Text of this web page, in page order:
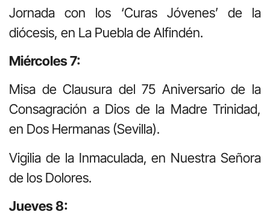
Jornada con los ‘Curas Jóvenes’ de la
diócesis, en La Puebla de Alfindén.
Miércoles 7:
Misa de Clausura del 75 Aniversario de la
Consagración a Dios de la Madre Trinidad,
en Dos Hermanas (Sevilla).
Vigilia de la Inmaculada, en Nuestra Señora
de los Dolores.
Jueves 8: